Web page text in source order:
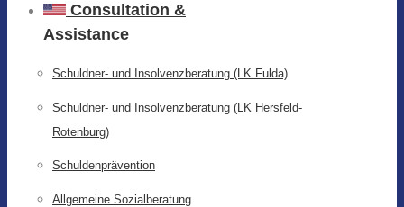
Consultation &
Assistance
Schuldner- und Insolvenzberatung (LK Fulda)
Schuldner- und Insolvenzberatung (LK Hersfeld-
Rotenburg)
Schuldenprävention
Allgemeine Sozialberatung